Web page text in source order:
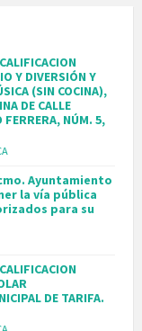
Y DIVERSIÓN Y
(SIN COCINA),
DE CALLE
FERRERA, NÚM. 5,
Ayuntamiento
la vía pública
para su
DE TARIFA.